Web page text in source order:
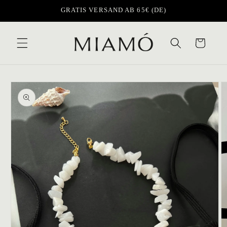
Inhalt
GRATIS VERSAND AB 65€ (DE)
Warenkorb